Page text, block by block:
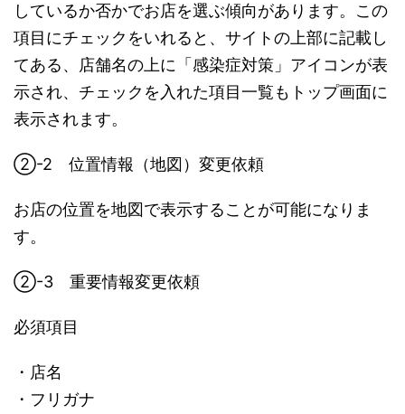
しているか否かでお店を選ぶ傾向があります。この
項目にチェックをいれると、サイトの上部に記載し
てある、店舗名の上に「感染症対策」アイコンが表
示され、チェックを入れた項目一覧もトップ画面に
表示されます。
➁-2 位置情報（地図）変更依頼
お店の位置を地図で表示することが可能になりま
す。
➁-3 重要情報変更依頼
必須項目
・店名
・フリガナ